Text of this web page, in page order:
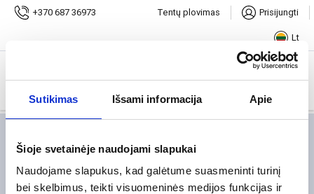
Sutikimas Išsami informacija Apie
Šioje svetainėje naudojami slapukai
Naudojame slapukus, kad galėtume suasmeninti turinį
bei skelbimus, teikti visuomeninės medijos funkcijas ir
+370 687 36973 Tentų plovimas Prisijungti
Lt
Atlikti darbai
darbai
palapinės
įranga